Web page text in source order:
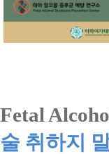
Fetal
술 취하지